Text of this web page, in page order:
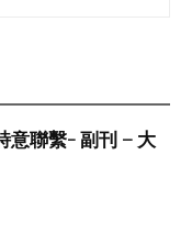
意聯繫- 副刊 – 大